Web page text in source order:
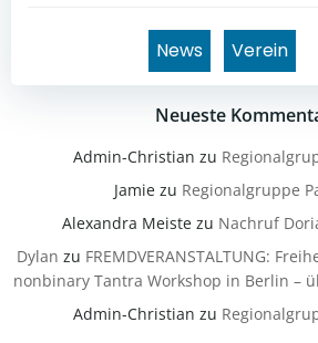
News Verein
Neueste
Admin-Christian zu
Jamiezu Regionalgruppe
Alexandra Meiste zu Nachruf
Dylan zu FREMDVERANSTALTUNG:
nonbinary Tantra Workshop in Berlin –
Admin-Christian zu